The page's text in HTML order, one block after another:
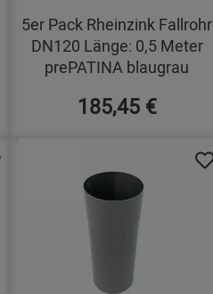
5er Pack Rheinzink Fallrohr
DN120 Länge: 0,5 Meter
prePATINA blaugrau
185,45 €